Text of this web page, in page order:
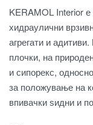
KERAMOL Interior
хидраулични
агрегати и
плочки, на
и сипорекс,
за положување на
впивачки ѕидни и